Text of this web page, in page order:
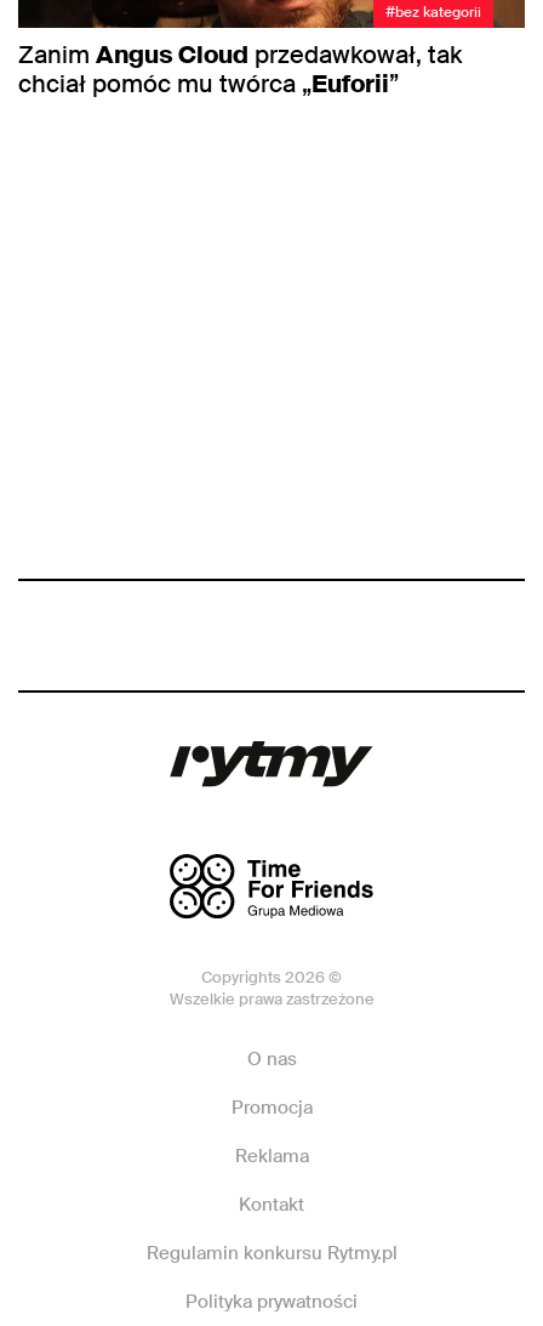
#bez kategorii
Zanim Angus Cloud przedawkował, tak
chciał pomóc mu twórca „Euforii”
Copyrights 2026 ©
Wszelkie prawa zastrzeżone
O nas
Promocja
Reklama
Kontakt
Regulamin konkursu Rytmy.pl
Polityka prywatności